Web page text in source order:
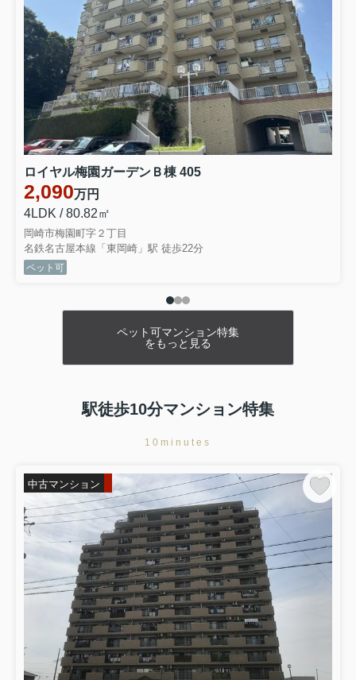
2026.08.02 プライスダウン
新築一戸建て☆値下げしました！
豊川伊奈町南山新田第1期 全1棟・1号棟
物件詳細へ
2026.07.31
新築一戸建て☆値下げしました！
安城市池浦町第4 全4棟・1号棟
3690万円
安城市二本木新町第3 全2棟・2号棟
知立市来迎寺町第4 全3棟・3号棟
物件詳細へ
2026.07.29 プライスダウン
新築一戸建て☆値下げしました！
岡崎市上地町第8 全2棟・2号棟
2490万円
物件詳細へ
岡崎市上地第9 全7棟・2号棟
ロイヤル梅園ガーデンＢ棟 405
2,090万円
4LDK / 80.82㎡
岡崎市梅園町字２丁目
名鉄名古屋本線「東岡崎」駅 徒歩22分
ペット可
ペット可マンション特集
をもっと見る
駅徒歩10分マンション特集
10minutes
中古マンション